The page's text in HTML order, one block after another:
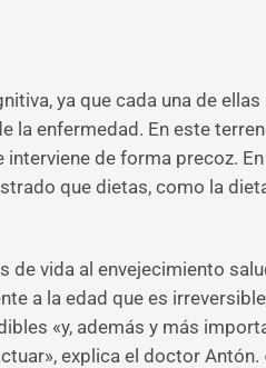
ya que cada una de
la enfermedad. En este
de forma precoz.
que dietas, como la
vida al envejecimiento
a la edad que es
«y, además y más
explica el doctor Antón.